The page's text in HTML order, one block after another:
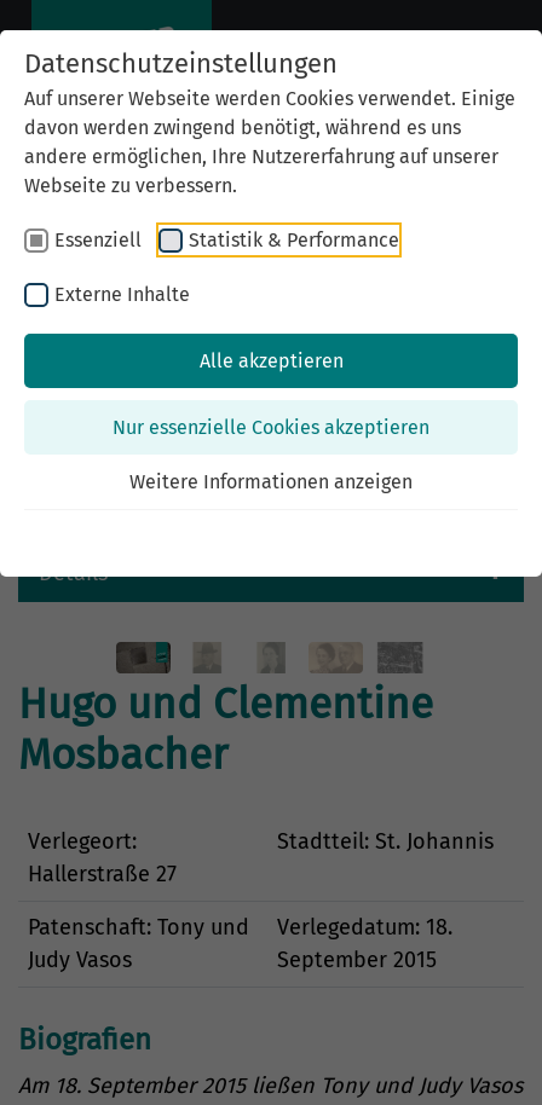
Datenschutzeinstellungen
Auf unserer Webseite werden Cookies verwendet. Einige
davon werden zwingend benötigt, während es uns
andere ermöglichen, Ihre Nutzererfahrung auf unserer
Webseite zu verbessern.
Essenziell Statistik & Performance
Externe Inhalte
Alle akzeptieren
Nur essenzielle Cookies akzeptieren
Weitere Informationen anzeigen
Details
Previous
Hugo und Clementine
Mosbacher
Verlegeort:
Hallerstraße 27
Stadtteil: St. Johannis
Patenschaft: Tony und
Judy Vasos
Verlegedatum: 18.
September 2015
Biografien
Am 18. September 2015 ließen Tony und Judy Vasos